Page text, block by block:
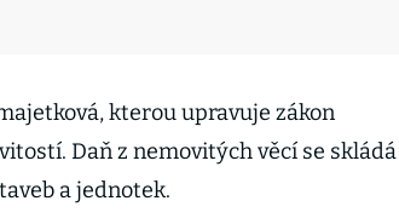
kterou upravuje zákon
Daň z nemovitých věcí se skládá
a jednotek.